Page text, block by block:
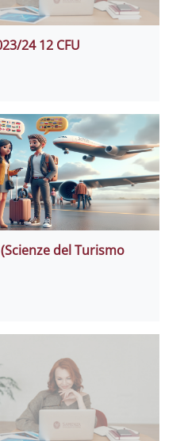
24 12 CFU
del Turismo